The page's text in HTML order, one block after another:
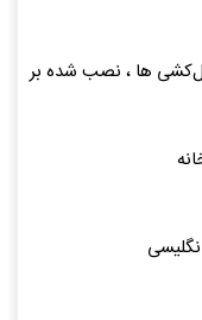
‌ها ، نصب شده بر